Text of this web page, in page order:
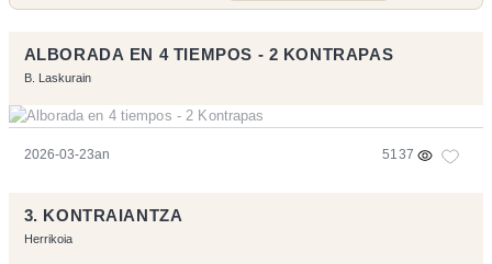
ALBORADA EN 4 TIEMPOS - 2 KONTRAPAS
B. Laskurain
2026-03-23an 5137
3. KONTRAIANTZA
Herrikoia